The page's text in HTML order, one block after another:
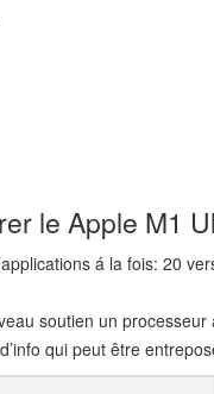
le Apple M1
á la fois: 20
soutien un
qui peut être